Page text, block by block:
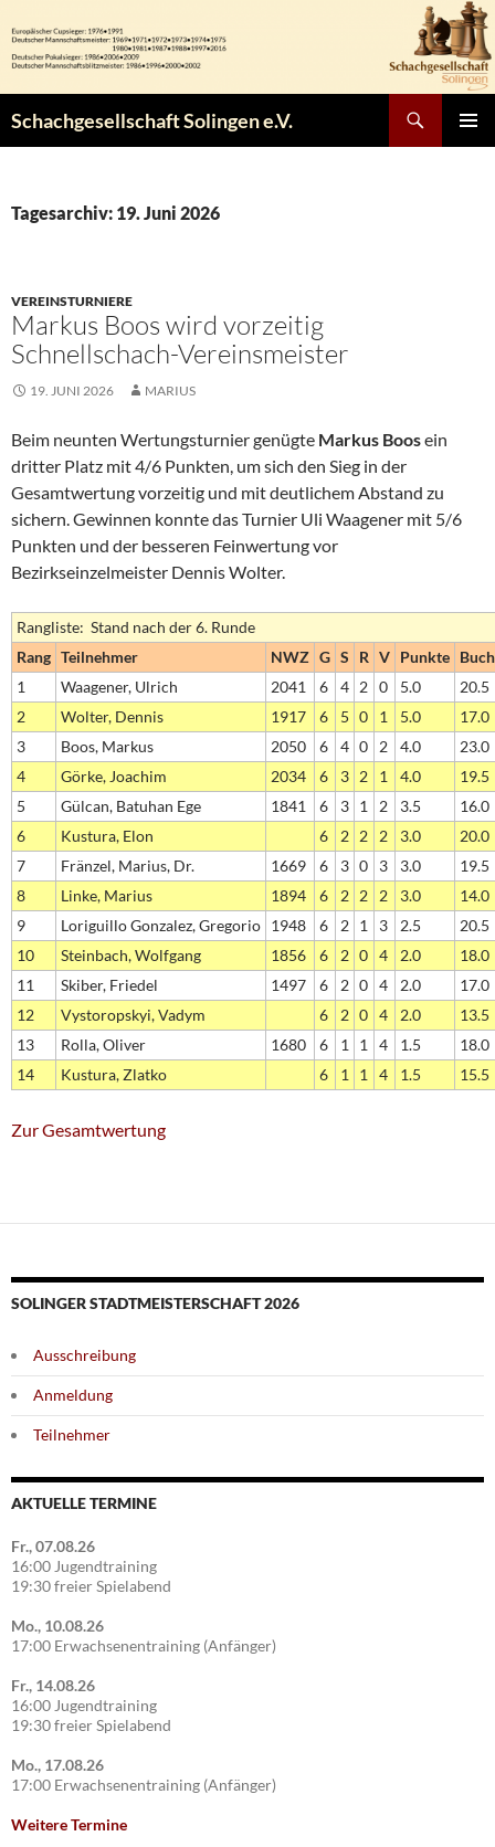
Inhalt
springen
Schachgesellschaft Solingen e.V.
Tagesarchiv: 19. Juni 2026
VEREINSTURNIERE
Markus Boos wird vorzeitig
Schnellschach-Vereinsmeister
19. JUNI 2026 MARIUS
Beim neunten Wertungsturnier genügte Markus Boosein
dritter Platz mit 4/6 Punkten, um sich den Sieg in der
Gesamtwertung vorzeitig und mit deutlichem Abstand zu
sichern. Gewinnen konnte das Turnier Uli Waagener mit 5/6
Punkten und der besseren Feinwertung vor
Bezirkseinzelmeister Dennis Wolter.
Rangliste: Stand nach der 6. Runde
Rang Teilnehmer NWZ G S R V Punkte
1
Waagener, Ulrich 2041 6 4 2 0 5.0
20.5
2
Wolter, Dennis 1917 6 5 0 1 5.0
17.0
3
Boos, Markus 2050 6 4 0 2 4.0
23.0
4
Görke, Joachim 2034 6 3 2 1 4.0
19.5
5
Gülcan, Batuhan Ege 1841 6 3 1 2 3.5
16.0
6
Kustura, Elon 6 2 2 2 3.0
20.0
7
Fränzel, Marius, Dr. 1669 6 3 0 3 3.0
19.5
8
Linke, Marius 1894 6 2 2 2 3.0
14.0
9
Loriguillo Gonzalez, Gregorio 1948 6 2 1 3 2.5
20.5
10
Steinbach, Wolfgang 1856 6 2 0 4 2.0
18.0
11
Skiber, Friedel 1497 6 2 0 4 2.0
17.0
12
Vystoropskyi, Vadym 6 2 0 4 2.0
13.5
13
Rolla, Oliver 1680 6 1 1 4 1.5
18.0
14
Kustura, Zlatko 6 1 1 4 1.5 15.5
Zur Gesamtwertung
SOLINGER STADTMEISTERSCHAFT 2026
Ausschreibung
Anmeldung
Teilnehmer
AKTUELLE TERMINE
Fr., 07.08.26
16:00 Jugendtraining
19:30 freier Spielabend
Mo., 10.08.26
17:00 Erwachsenentraining (Anfänger)
Fr., 14.08.26
16:00 Jugendtraining
19:30 freier Spielabend
Mo., 17.08.26
17:00 Erwachsenentraining (Anfänger)
Weitere Termine